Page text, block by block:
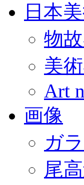
日本
物
美
Art
画像
ガ
尾